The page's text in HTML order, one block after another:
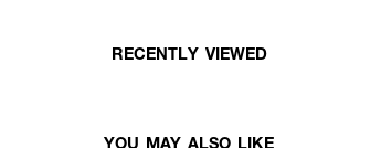
RECENTLY VIEWED
YOU MAY ALSO LIKE